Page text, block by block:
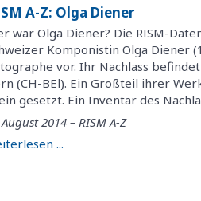
A-Z: Olga Diener
war Olga Diener? Die RISM-
Komponistin Olga Diener
vor. Ihr Nachlass
(CH-BEl). Ein Großteil ihrer
gesetzt. Ein Inventar des
2014 – RISM A-Z
...